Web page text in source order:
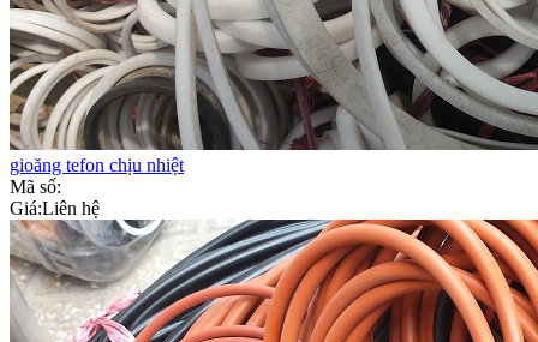
gioăng tefon chịu nhiệt
Mã số:
Giá:Liên hệ